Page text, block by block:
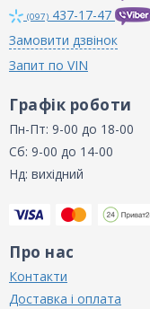
(097) 437-17-47
Замовити дзвінок
Запит по VIN
Графік роботи
Пн-Пт: 9-00 до 18-00
Сб: 9-00 до 14-00
Нд: вихідний
Про нас
Контакти
Доставка і оплата